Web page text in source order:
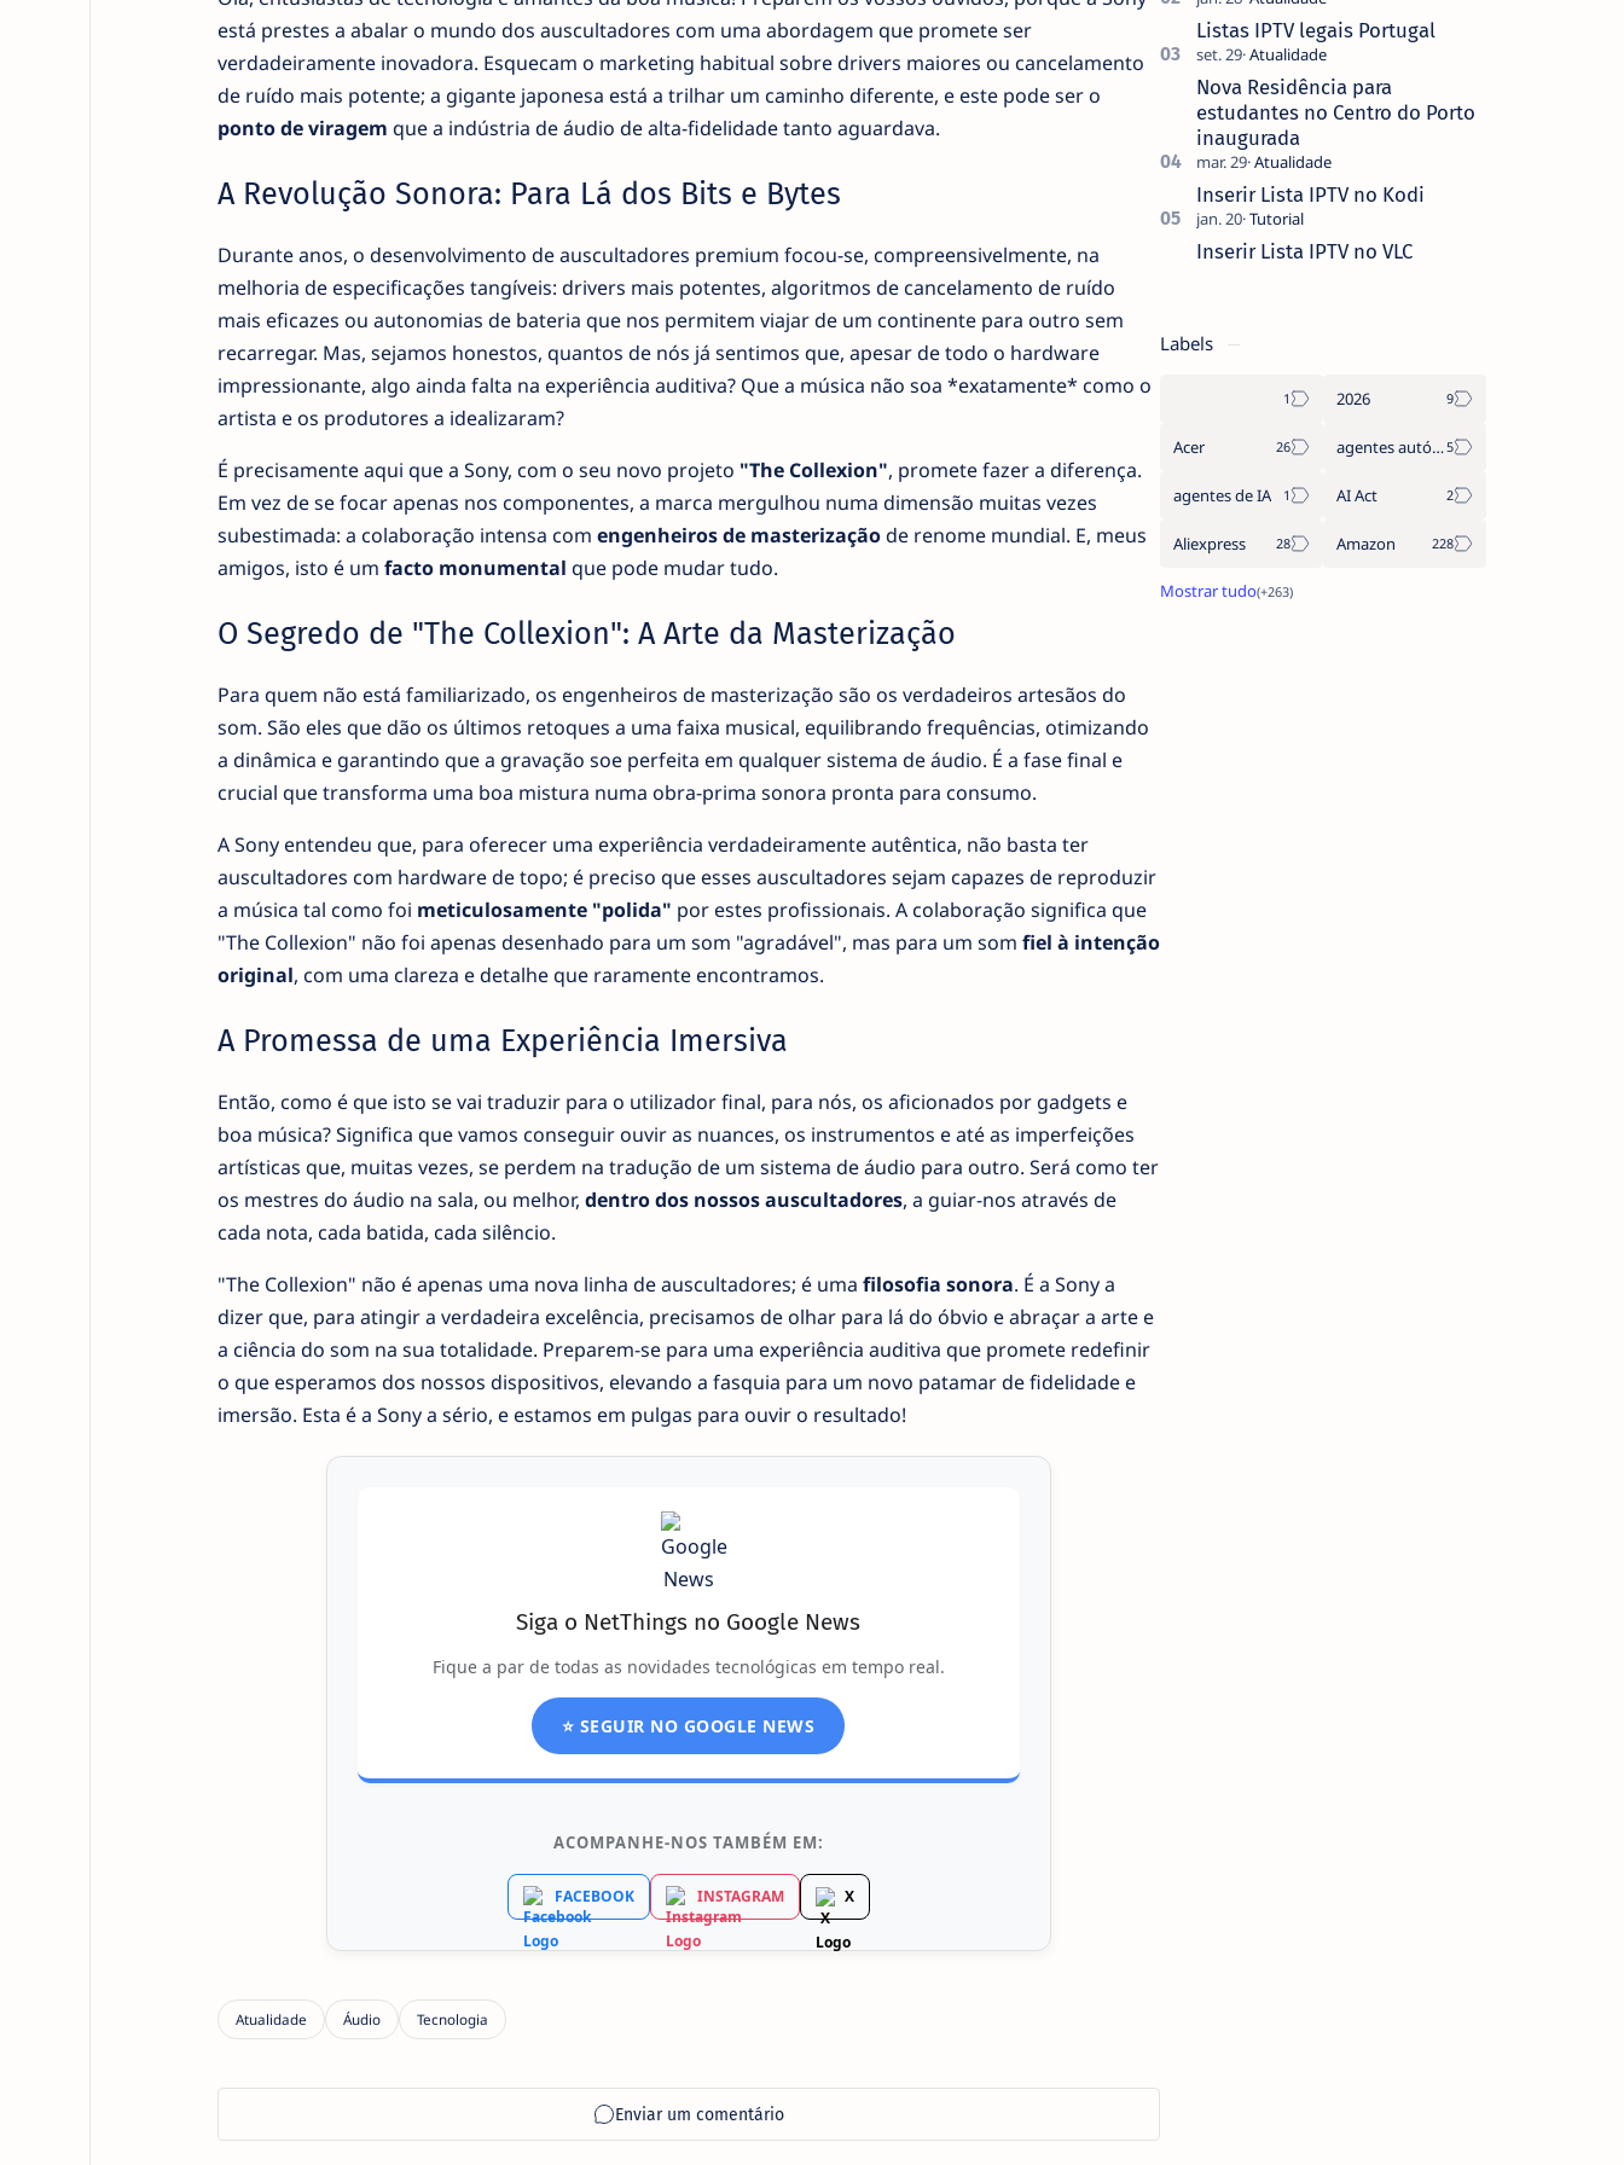
está prestes a abalar o mundo dos auscultadores com uma abordagem que promete ser
verdadeiramente inovadora. Esquecam o marketing habitual sobre drivers maiores ou cancelamento
de ruído mais potente; a gigante japonesa está a trilhar um caminho diferente, e este pode ser o
ponto de viragem que a indústria de áudio de alta-fidelidade tanto aguardava.
A Revolução Sonora: Para Lá dos Bits e Bytes
Durante anos, o desenvolvimento de auscultadores premium focou-se, compreensivelmente, na
melhoria de especificações tangíveis: drivers mais potentes, algoritmos de cancelamento de ruído
mais eficazes ou autonomias de bateria que nos permitem viajar de um continente para outro sem
recarregar. Mas, sejamos honestos, quantos de nós já sentimos que, apesar de todo o hardware
impressionante, algo ainda falta na experiência auditiva? Que a música não soa *exatamente* como o
artista e os produtores a idealizaram?
É precisamente aqui que a Sony, com o seu novo projeto "The Collexion", promete fazer a diferença.
Em vez de se focar apenas nos componentes, a marca mergulhou numa dimensão muitas vezes
subestimada: a colaboração intensa com engenheiros de masterizaçãode renome mundial. E, meus
amigos, isto é um facto monumental que pode mudar tudo.
O Segredo de "The Collexion": A Arte da Masterização
Para quem não está familiarizado, os engenheiros de masterização são os verdadeiros artesãos do
som. São eles que dão os últimos retoques a uma faixa musical, equilibrando frequências, otimizando
a dinâmica e garantindo que a gravação soe perfeita em qualquer sistema de áudio. É a fase final e
crucial que transforma uma boa mistura numa obra-prima sonora pronta para consumo.
A Sony entendeu que, para oferecer uma experiência verdadeiramente autêntica, não basta ter
auscultadores com hardware de topo; é preciso que esses auscultadores sejam capazes de reproduzir
a música tal como foi meticulosamente "polida" por estes profissionais. A colaboração significa que
"The Collexion" não foi apenas desenhado para um som "agradável", mas para um som fiel à intenção
original, com uma clareza e detalhe que raramente encontramos.
A Promessa de uma Experiência Imersiva
Então, como é que isto se vai traduzir para o utilizador final, para nós, os aficionados por gadgets e
boa música? Significa que vamos conseguir ouvir as nuances, os instrumentos e até as imperfeições
artísticas que, muitas vezes, se perdem na tradução de um sistema de áudio para outro. Será como ter
os mestres do áudio na sala, ou melhor, dentro dos nossos auscultadores, a guiar-nos através de
cada nota, cada batida, cada silêncio.
"The Collexion" não é apenas uma nova linha de auscultadores; é uma filosofia sonora. É a Sony a
dizer que, para atingir a verdadeira excelência, precisamos de olhar para lá do óbvio e abraçar a arte e
a ciência do som na sua totalidade. Preparem-se para uma experiência auditiva que promete redefinir
o que esperamos dos nossos dispositivos, elevando a fasquia para um novo patamar de fidelidade e
imersão. Esta é a Sony a sério, e estamos em pulgas para ouvir o resultado!
Siga o NetThings no Google News
Fique a par de todas as novidades tecnológicas em tempo real.
⭐ SEGUIR NO GOOGLE NEWS
ACOMPANHE-NOS TAMBÉM EM:
FACEBOOK INSTAGRAM X
que não pediste, ban…
Listas IPTV legais Portugal
Nova Residência para
estudantes no Centro do Porto
inaugurada
Inserir Lista IPTV no Kodi
Inserir Lista IPTV no VLC
Labels
2026
Acer agentes autónomos
agentes de IA AI Act
Aliexpress Amazon